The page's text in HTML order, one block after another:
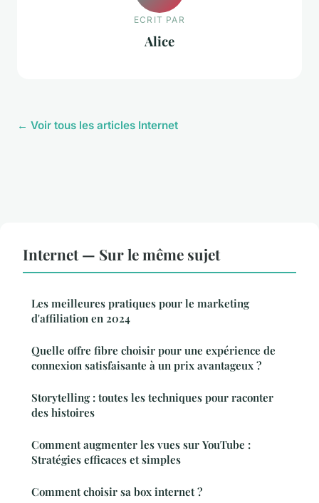
ECRIT PAR
Alice
← Voir tous les articles Internet
Internet — Sur le même sujet
Les meilleures pratiques pour le marketing
d'affiliation en 2024
Quelle offre fibre choisir pour une expérience de
connexion satisfaisante à un prix avantageux ?
Storytelling : toutes les techniques pour raconter
des histoires
Comment augmenter les vues sur YouTube :
Stratégies efficaces et simples
Comment choisir sa box internet ?